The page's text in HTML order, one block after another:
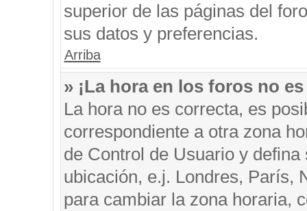
superior de las páginas del
sus datos y preferencias.
Arriba
» ¡La hora en los foros no
La hora no es correcta, es
correspondiente a otra zona
de Control de Usuario y
ubicación, e.j. Londres, París,
para cambiar la zona horaria,